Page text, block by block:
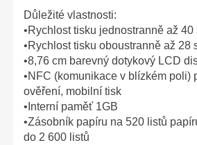
Důležité vlastnosti:
•Rychlost tisku jednostranně až 40
•Rychlost tisku oboustranně až 28
•8,76 cm barevný dotykový LCD
•NFC (komunikace v blízkém poli)
ověření, mobilní tisk
•Interní paměť 1GB
•Zásobník papíru na 520 listů
do 2 600 listů